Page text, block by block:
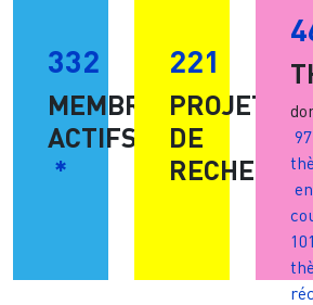
332
MEMBRES
ACTIFS
*
221
PROJETS
DE
97
en
101